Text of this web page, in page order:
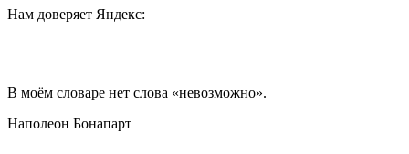
Нам доверяет Яндекс:
В моём словаре нет слова «невозможно».
Наполеон Бонапарт